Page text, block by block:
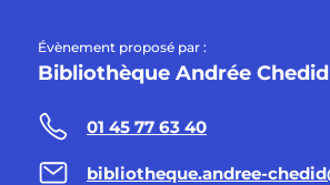
Évènement proposé par :
Bibliothèque Andrée Chedid
01 45 77 63 40